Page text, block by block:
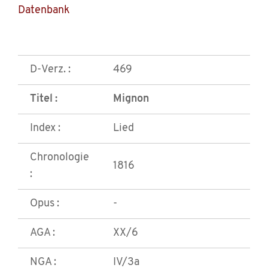
Datenbank
D-Verz. : 469
Titel : Mignon
Index : Lied
Chronologie
:
1816
Opus : -
AGA : XX/6
NGA : IV/3a